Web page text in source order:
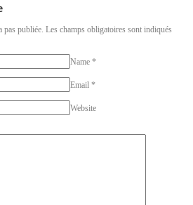
pas publiée. Les champs obligatoires sont indiqués
Name *
Email *
Website